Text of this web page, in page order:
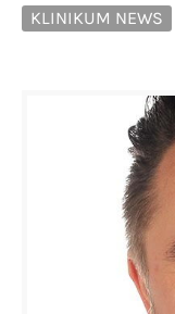
KLINIKUM NEWS